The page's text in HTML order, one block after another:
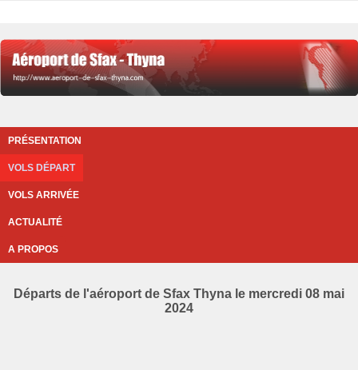
PRÉSENTATION
VOLS DÉPART
VOLS ARRIVÉE
ACTUALITÉ
A PROPOS
Départs de l'aéroport de Sfax Thyna le mercredi 08 mai
2024